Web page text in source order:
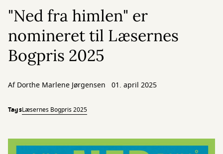
"Ned fra himlen" er
nomineret til Læsernes
Bogpris 2025
Af Dorthe Marlene Jørgensen 01. april 2025
TagsLæsernes Bogpris 2025